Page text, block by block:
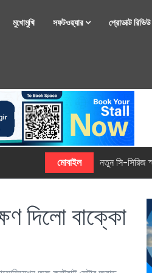
মুখোমুখি সফটওয়্যার প্রোডাক্ট রিভিউ
দিলো বাক্কো